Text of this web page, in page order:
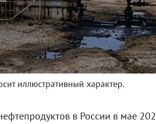
иллюстративный характер.
в России в мае